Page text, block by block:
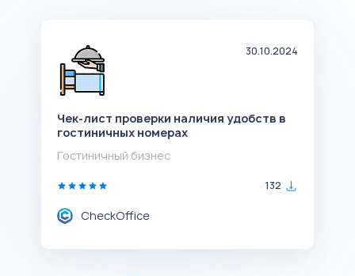
30.10.2024
Чек-лист проверки наличия удобств в
гостиничных номерах
Гостиничный бизнес
132
CheckOffice